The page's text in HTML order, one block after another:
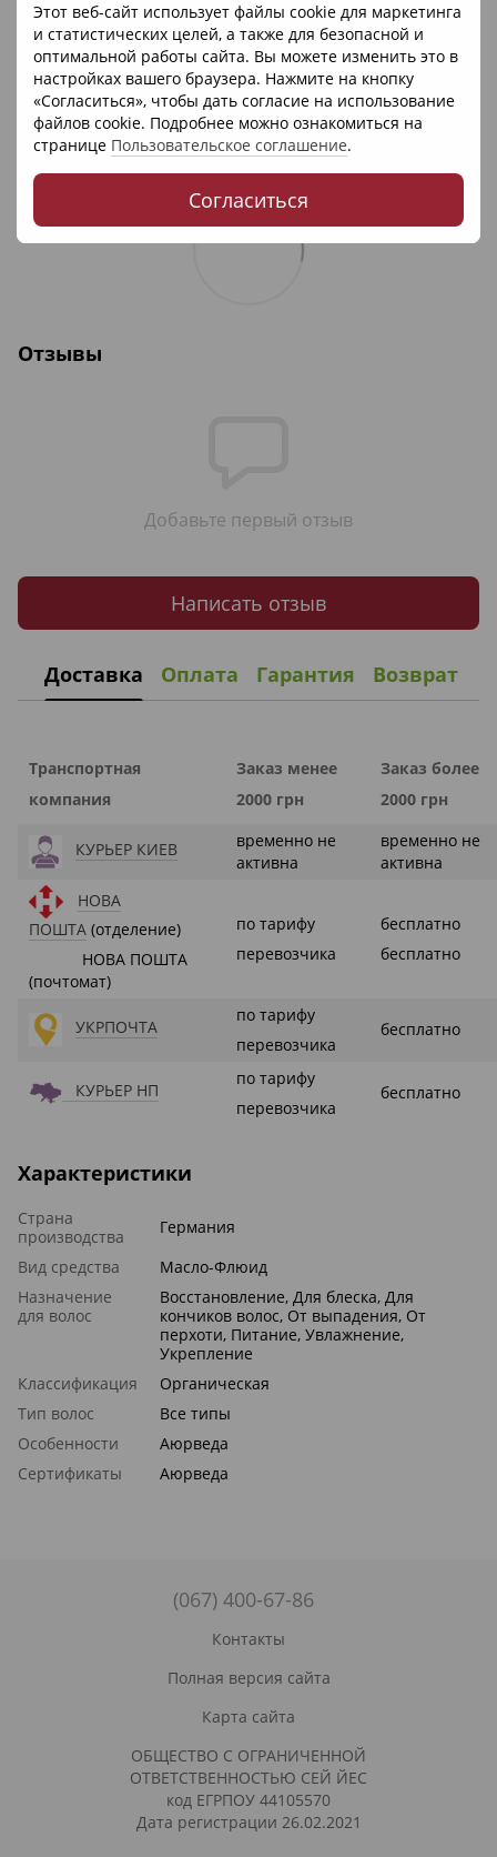
Этот веб-сайт использует файлы cookie для маркетинга
и статистических целей, а также для безопасной и
оптимальной работы сайта. Вы можете изменить это в
настройках вашего браузера. Нажмите на кнопку
«Согласиться», чтобы дать согласие на использование
файлов cookie. Подробнее можно ознакомиться на
странице Пользовательское соглашение.
Согласиться
Отзывы
Добавьте первый отзыв
Написать отзыв
Доставка Оплата Гарантия Возврат
Транспортная
компания
Заказ менее
2000 грн
Заказ более
2000 грн
КУРЬЕР КИЕВ
временно не
активна
временно не
активна
НОВА
ПОШТА (отделение)
НОВА ПОШТА
(почтомат)
по тарифу
перевозчика
бесплатно
бесплатно
УКРПОЧТА
по тарифу
перевозчика
бесплатно
КУРЬЕР НП
по тарифу
перевозчика
бесплатно
Характеристики
Страна
производства
Германия
Вид средства
Масло-Флюид
Назначение
для волос
Восстановление, Для блеска, Для
кончиков волос, От выпадения, От
перхоти, Питание, Увлажнение,
Укрепление
Классификация
Органическая
Тип волос
Все типы
Особенности
Аюрведа
Сертификаты
Аюрведа
(067) 400-67-86
Контакты
Полная версия сайта
Карта сайта
ОБЩЕСТВО С ОГРАНИЧЕННОЙ
ОТВЕТСТВЕННОСТЬЮ СЕЙ ЙЕС
код ЕГРПОУ 44105570
Дата регистрации 26.02.2021